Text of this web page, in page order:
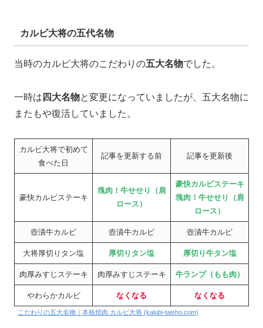
カルビ大将の五代名物
当時のカルビ大将のこだわりの五大名物でした。
一時は 四大名物と変更になっていましたが、五大名物に
またもや復活していました。
カルビ大将で初めて
食べた日
記事を更新する前 記事を更新後
豪快カルビステーキ
塊肉！牛せせり（肩
ロース）
豪快カルビステーキ
塊肉！牛せせり（肩
ロース）
壺漬牛カルビ 壺漬牛カルビ 壺漬牛カルビ
大将厚切りタン塩 厚切りタン塩 厚切り牛タン塩
肉厚みすじステーキ 肉厚みすじステーキ 牛ランプ（もも肉）
やわらかカルビ なくなる なくなる
こだわりの五大名物｜本格焼肉 カルビ大将 (kalubi-taisho.com)